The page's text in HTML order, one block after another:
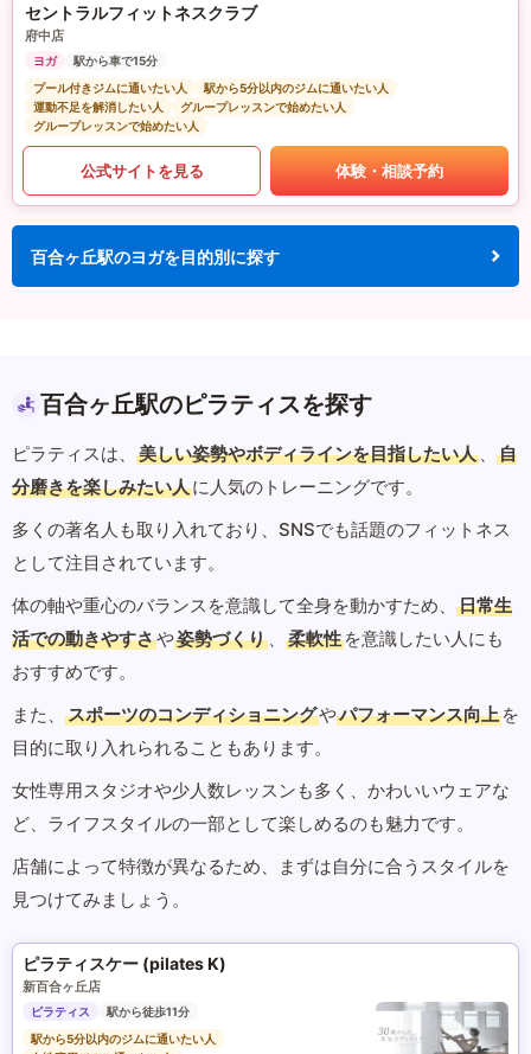
セントラルフィットネスクラブ
府中店
ヨガ
駅から車で15分
プール付きジムに通いたい人
駅から5分以内のジムに通いたい人
運動不足を解消したい人
グループレッスンで始めたい人
グループレッスンで始めたい人
公式サイトを見る 体験・相談予約
百合ヶ丘駅のヨガを目的別に探す
百合ヶ丘駅のピラティスを探す
ピラティスは、 美しい姿勢やボディラインを目指したい人 、
自
分磨きを楽しみたい人に人気のトレーニングです。
多くの著名人も取り入れており、SNSでも話題のフィットネス
として注目されています。
体の軸や重心のバランスを意識して全身を動かすため、
日常生
活での動きやすさや姿勢づくり 、 柔軟性 を意識したい人にも
おすすめです。
また、
スポーツのコンディショニングやパフォーマンス向上 を
目的に取り入れられることもあります。
女性専用スタジオや少人数レッスンも多く、かわいいウェアな
ど、ライフスタイルの一部として楽しめるのも魅力です。
店舗によって特徴が異なるため、まずは自分に合うスタイルを
見つけてみましょう。
ピラティスケー (pilates K)
新百合ヶ丘店
ピラティス
駅から徒歩11分
駅から5分以内のジムに通いたい人